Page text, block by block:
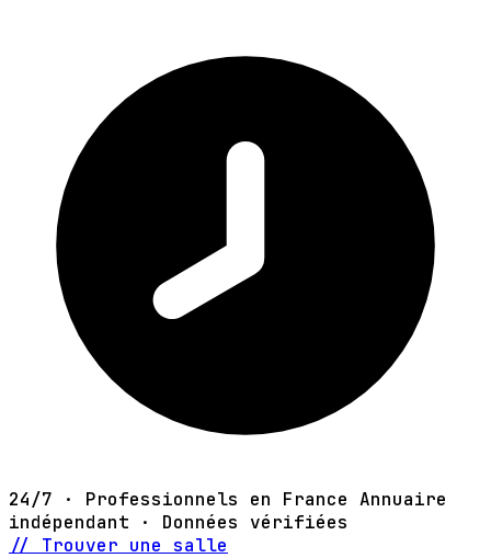
24/7 · Professionnels en France Annuaire
indépendant · Données vérifiées
// Trouver une salle